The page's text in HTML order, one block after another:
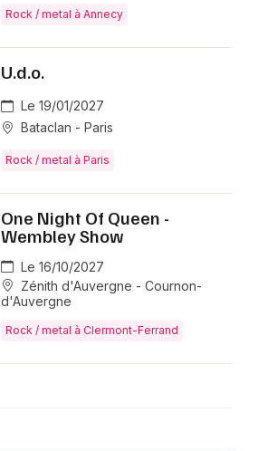
Rock / metal à Annecy
U.d.o.
Le 19/01/2027
Bataclan - Paris
Rock / metal à Paris
One Night Of Queen -
Wembley Show
Le 16/10/2027
Zénith d'Auvergne - Cournon-
d'Auvergne
Rock / metal à Clermont-Ferrand